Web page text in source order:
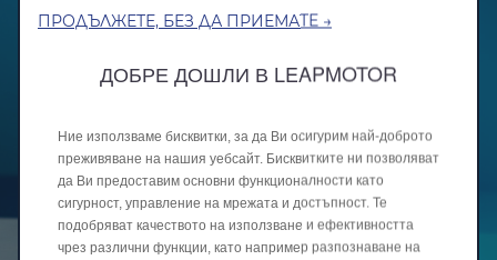
ПРОДЪЛЖЕТЕ, БЕЗ ДА ПРИЕМАТЕ →
ДОБРЕ ДОШЛИ В LEAPMOTOR
Ние използваме бисквитки, за да Ви осигурим най-доброто
преживяване на нашия уебсайт. Бисквитките ни позволяват
да Ви предоставим основни функционалности като
сигурност, управление на мрежата и достъпност. Те
подобряват качеството на използване и ефективността
чрез различни функции, като например разпознаване на